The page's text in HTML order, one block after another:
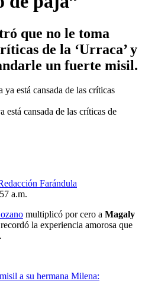
que no le toma
de la ‘Urraca’ y
un fuerte misil.
cansada de las críticas de
Farándula
a.m.
multiplicó por cero a Magaly
la experiencia amorosa que